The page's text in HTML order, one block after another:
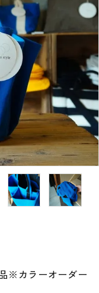
※カラーオーダー